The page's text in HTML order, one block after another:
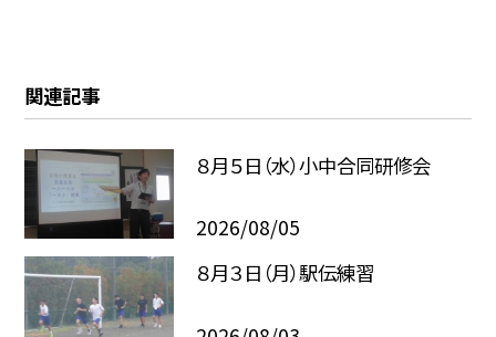
関連記事
８月５日（水）小中合同研修会
2026/08/05
８月３日（月）駅伝練習